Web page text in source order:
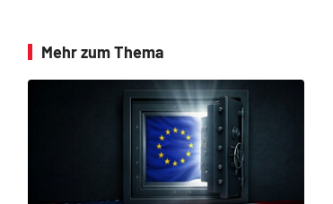
Mehr zum Thema